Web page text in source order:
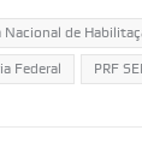
Nacional de
Federal PRF